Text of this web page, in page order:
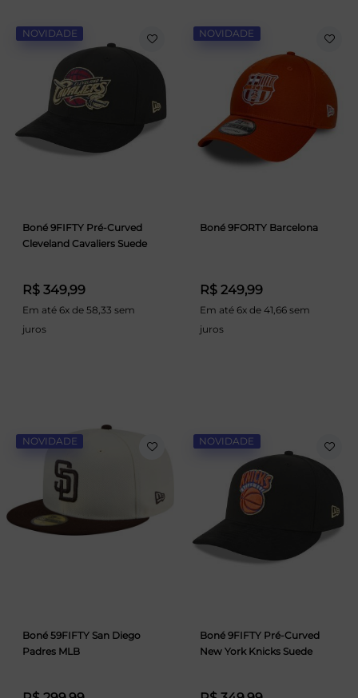
NOVIDADE
Boné 9FIFTY Pré-Curved
Cleveland Cavaliers Suede
R$ 349,99
Em até 6x de 58,33 sem
juros
NOVIDADE
Boné 9FORTY Barcelona
R$ 249,99
Em até 6x de 41,66 sem
juros
NOVIDADE
Boné 59FIFTY San Diego
Padres MLB
NOVIDADE
Boné 9FIFTY Pré-Curved
New York Knicks Suede